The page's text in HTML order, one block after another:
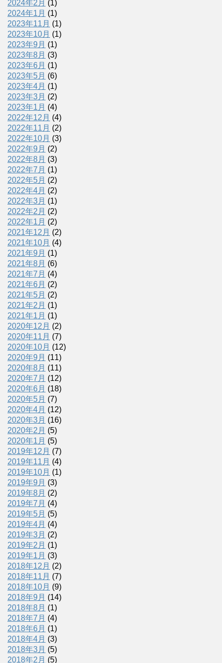
2024年2月 (1)
2024年1月 (1)
2023年11月 (1)
2023年10月 (1)
2023年9月 (1)
2023年8月 (3)
2023年6月 (1)
2023年5月 (6)
2023年4月 (1)
2023年3月 (2)
2023年1月 (4)
2022年12月 (4)
2022年11月 (2)
2022年10月 (3)
2022年9月 (2)
2022年8月 (3)
2022年7月 (1)
2022年5月 (2)
2022年4月 (2)
2022年3月 (1)
2022年2月 (2)
2022年1月 (2)
2021年12月 (2)
2021年10月 (4)
2021年9月 (1)
2021年8月 (6)
2021年7月 (4)
2021年6月 (2)
2021年5月 (2)
2021年2月 (1)
2021年1月 (1)
2020年12月 (2)
2020年11月 (7)
2020年10月 (12)
2020年9月 (11)
2020年8月 (11)
2020年7月 (12)
2020年6月 (18)
2020年5月 (7)
2020年4月 (12)
2020年3月 (16)
2020年2月 (5)
2020年1月 (5)
2019年12月 (7)
2019年11月 (4)
2019年10月 (1)
2019年9月 (3)
2019年8月 (2)
2019年7月 (4)
2019年5月 (5)
2019年4月 (4)
2019年3月 (2)
2019年2月 (1)
2019年1月 (3)
2018年12月 (2)
2018年11月 (7)
2018年10月 (9)
2018年9月 (14)
2018年8月 (1)
2018年7月 (4)
2018年6月 (1)
2018年4月 (3)
2018年3月 (5)
2018年2月 (5)